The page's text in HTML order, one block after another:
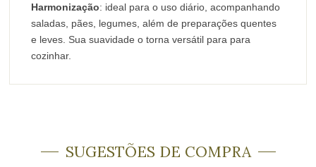
Harmonização: ideal para o uso diário, acompanhando
saladas, pães, legumes, além de preparações quentes
e leves. Sua suavidade o torna versátil para para
cozinhar.
SUGESTÕES DE COMPRA